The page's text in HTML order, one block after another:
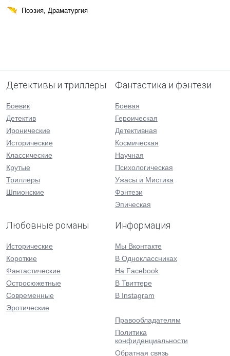
Поэзия, Драматургия
Детективы и триллеры
Боевик
Детектив
Иронические
Исторические
Классические
Крутые
Триллеры
Шпионские
Фантастика и фэнтези
Боевая
Героическая
Детективная
Космическая
Научная
Психологическая
Ужасы и Мистика
Фэнтези
Эпическая
Любовные романы
Исторические
Короткие
Фантастические
Остросюжетные
Современные
Эротические
Информация
Мы Вконтакте
В Одноклассниках
На Facebook
В Твиттере
В Instagram
Правообладателям
Политика
конфиденциальности
Обратная связь